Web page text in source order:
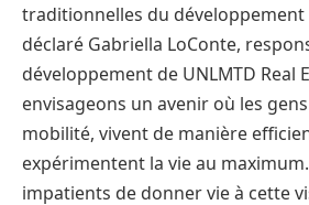
traditionnelles du développement
déclaré Gabriella LoConte,
développement de UNLMTD Real
envisageons un avenir où les
mobilité, vivent de manière
expérimentent la vie au
impatients de donner vie à cette